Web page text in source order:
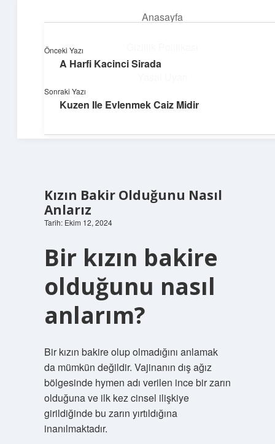
Anasayfa
Hakkımızda
Hayatına neşe katan kısa hikayeler!
Kızın Bakir Olduğunu Nasıl
Anlarız
Tarih: Ekim 12, 2024
Bir kızın bakire
olduğunu nasıl
anlarım?
Bir kızın bakire olup olmadığını anlamak
da mümkün değildir. Vajinanın dış ağız
bölgesinde hymen adı verilen ince bir zarın
olduğuna ve ilk kez cinsel ilişkiye
girildiğinde bu zarın yırtıldığına
inanılmaktadır.
Önceki Yazı
A Harfi Kacinci Sirada
Sonraki Yazı
Kuzen Ile Evlenmek Caiz Midir